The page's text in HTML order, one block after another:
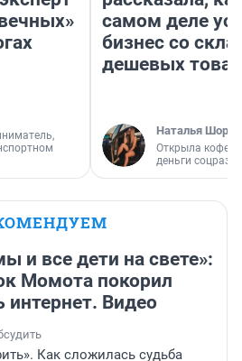
самом деле
бизнес со
дешевых
Наталья
Открыла
деньги
и все дети на свете»:
Момота покорил
интернет. Видео
Как сложилась судьба